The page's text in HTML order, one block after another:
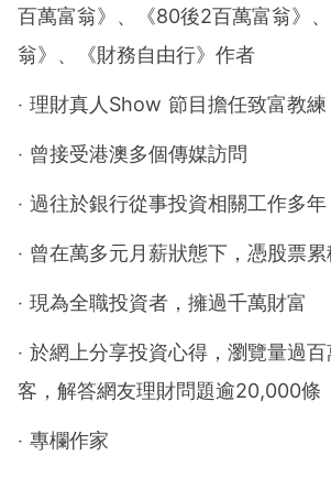
百萬富翁》、《80後2百萬富翁》
翁》、《財務自由行》作者
‧ 理財真人Show 節目擔任致富教練
‧ 曾接受港澳多個傳媒訪問
‧ 過往於銀行從事投資相關工作多年
‧ 曾在萬多元月薪狀態下，憑股票
‧ 現為全職投資者，擁過千萬財富
‧ 於網上分享投資心得，瀏覽量過
客，解答網友理財問題逾20,000條
‧ 專欄作家